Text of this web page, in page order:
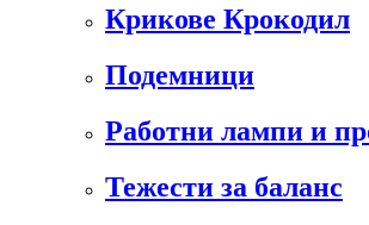
Крикове Крокодил
Подемници
Работни лампи и
Тежести за баланс